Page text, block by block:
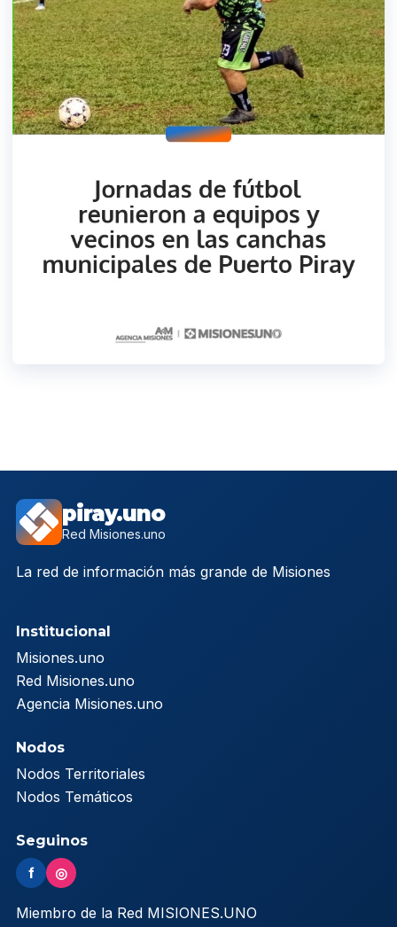
piray.uno
Red Misiones.uno
La red de información más grande de Misiones
Institucional
Misiones.uno
Red Misiones.uno
Agencia Misiones.uno
Nodos
Nodos Territoriales
Nodos Temáticos
Seguinos
f ◎
Miembro de la Red MISIONES.UNO